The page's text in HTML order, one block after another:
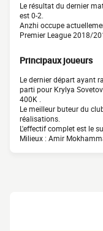
Le résultat du dernier
est 0-2.
Anzhi occupe
Premier League 2018/
Principaux joueurs
Le dernier départ ayant
parti pour Krylya
400K .
Le meilleur buteur du
réalisations.
L'effectif complet est le
Milieux : Amir